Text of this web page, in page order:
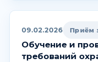
09.02.2026 Приём
Обучение и
требований